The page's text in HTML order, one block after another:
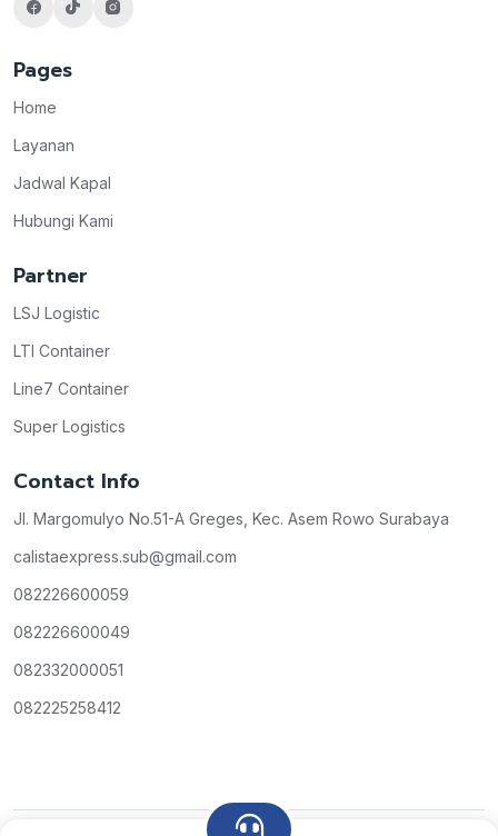
Pages
Home
Layanan
Jadwal Kapal
Hubungi Kami
Partner
LSJ Logistic
LTI Container
Line7 Container
Super Logistics
Contact Info
Jl. Margomulyo No.51-A Greges, Kec. Asem Rowo Surabaya
calistaexpress.sub@gmail.com
082226600059
082226600049
082332000051
082225258412